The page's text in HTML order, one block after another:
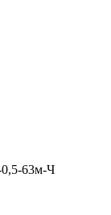
63м-Ч